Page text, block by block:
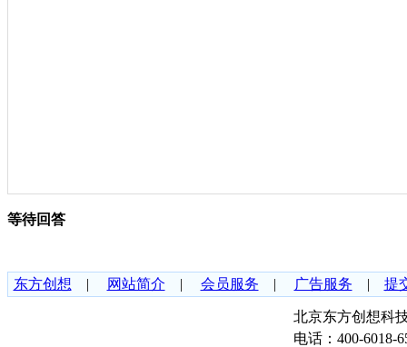
等待回答
东方创想 | 网站简介 | 会员服务 | 广告服务 | 提
北京东方创想科
电话：400-6018-